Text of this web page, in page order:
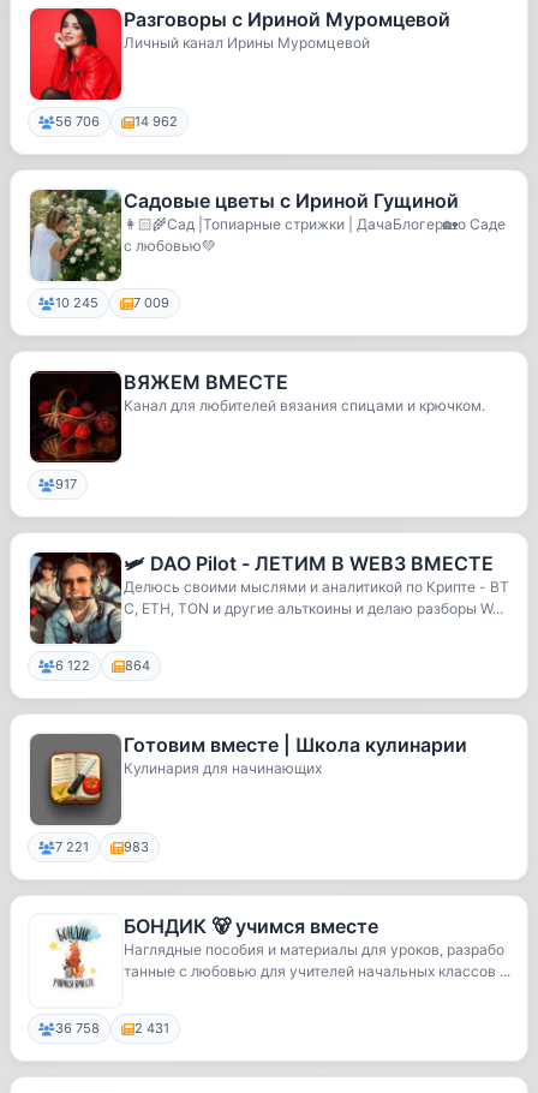
Разговоры с Ириной Муромцевой
Личный канал Ирины Муромцевой
56 706 14 962
Садовые цветы с Ириной Гущиной
👩🏻‍🌾Сад |Топиарные стрижки | ДачаБлогер🏡о Саде
с любовью💚
10 245 7 009
ВЯЖЕМ ВМЕСТЕ
Канал для любителей вязания спицами и крючком.
917
🛩 DAO Pilot - ЛЕТИМ В WEB3 ВМЕСТЕ
Делюсь своими мыслями и аналитикой по Крипте - BT
C, ETH, TON и другие альткоины и делаю разборы W...
6 122 864
Готовим вместе | Школа кулинарии
Кулинария для начинающих
7 221 983
БОНДИК 🐻 учимся вместе
Наглядные пособия и материалы для уроков, разрабо
танные с любовью для учителей начальных классов ...
36 758 2 431